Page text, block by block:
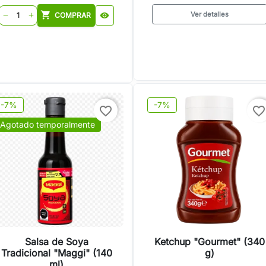
remove add shopping_cart COMPRAR visibility Ver detalles
-7%
Agotado temporalmente
favorite_border
Salsa de Soya
Tradicional "Maggi" (140
-7% favorite_border
Ketchup "Gourmet" (340
g)